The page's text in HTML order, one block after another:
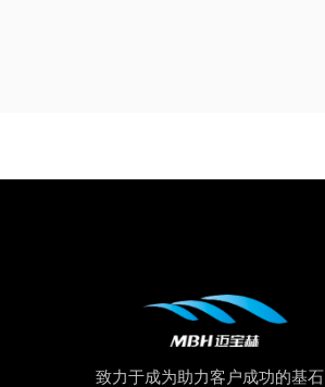
致力于成为助力客户成功的基石